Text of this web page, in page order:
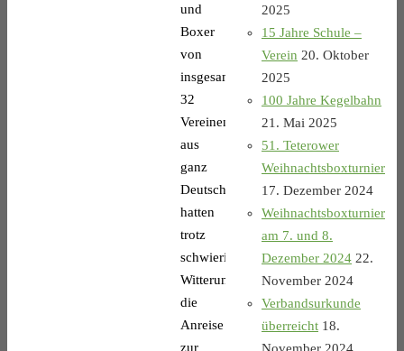
und
Boxer
von
insgesamt
32
Vereinen
aus
ganz
Deutschland
hatten
trotz
schwieriger
Witterungsbedingungen
die
Anreise
zur
2025
15 Jahre Schule –
Verein 20. Oktober
2025
100 Jahre Kegelbahn
21. Mai 2025
51. Teterower
Weihnachtsboxturnier
17. Dezember 2024
Weihnachtsboxturnier
am 7. und 8.
Dezember 2024 22.
November 2024
Verbandsurkunde
überreicht 18.